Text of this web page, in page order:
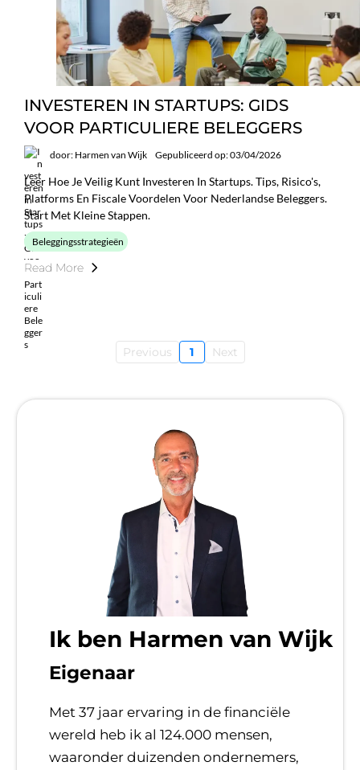
INVESTEREN IN STARTUPS: GIDS
VOOR PARTICULIERE BELEGGERS
door: Harmen van Wijk Gepubliceerd op: 03/04/2026
Leer Hoe Je Veilig Kunt Investeren In Startups. Tips, Risico's,
Platforms En Fiscale Voordelen Voor Nederlandse Beleggers.
Start Met Kleine Stappen.
Beleggingsstrategieën
Read More
Previous 1 Next
Ik ben Harmen van Wijk
Eigenaar
Met 37 jaar ervaring in de financiële
wereld heb ik al 124.000 mensen,
waaronder duizenden ondernemers,